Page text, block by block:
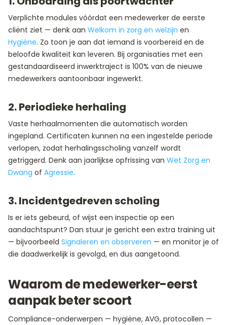
Verplichte modules vóórdat een medewerker de eerste
cliënt ziet — denk aan Welkom in zorg en welzijn en
Hygiëne. Zo toon je aan dat iemand is voorbereid en de
beloofde kwaliteit kan leveren. Bij organisaties met een
gestandaardiseerd inwerktraject is 100% van de nieuwe
medewerkers aantoonbaar ingewerkt.
2. Periodieke herhaling
Vaste herhaalmomenten die automatisch worden
ingepland. Certificaten kunnen na een ingestelde periode
verlopen, zodat herhalingsscholing vanzelf wordt
getriggerd. Denk aan jaarlijkse opfrissing van Wet Zorg en
Dwang of Agressie.
3. Incidentgedreven scholing
Is er iets gebeurd, of wijst een inspectie op een
aandachtspunt? Dan stuur je gericht een extra training uit
— bijvoorbeeld Signaleren en observeren — en monitor je of
die daadwerkelijk is gevolgd, en dus aangetoond.
Waarom de medewerker-eerst
aanpak beter scoort
Compliance-onderwerpen — hygiëne, AVG, protocollen —